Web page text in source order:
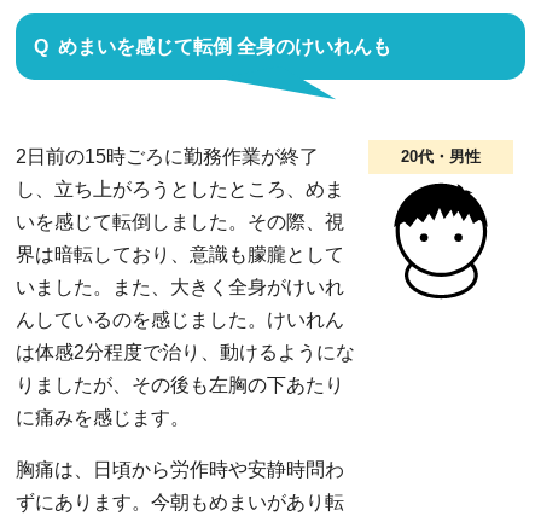
めまいを感じて転倒 全身のけいれんも
20代・男性
2日前の15時ごろに勤務作業が終了
し、立ち上がろうとしたところ、めま
いを感じて転倒しました。その際、視
界は暗転しており、意識も朦朧として
いました。また、大きく全身がけいれ
んしているのを感じました。けいれん
は体感2分程度で治り、動けるようにな
りましたが、その後も左胸の下あたり
に痛みを感じます。
胸痛は、日頃から労作時や安静時問わ
ずにあります。今朝もめまいがあり転